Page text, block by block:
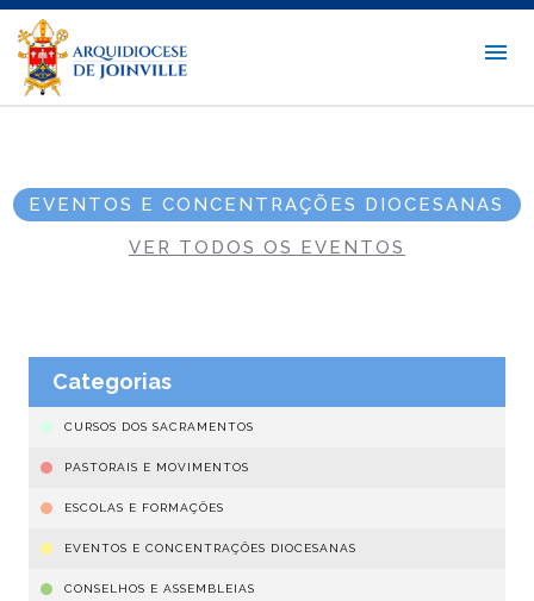
EVENTOS E CONCENTRAÇÕES DIOCESANAS
VER TODOS OS EVENTOS
Categorias
CURSOS DOS SACRAMENTOS
PASTORAIS E MOVIMENTOS
ESCOLAS E FORMAÇÕES
EVENTOS E CONCENTRAÇÕES DIOCESANAS
CONSELHOS E ASSEMBLEIAS